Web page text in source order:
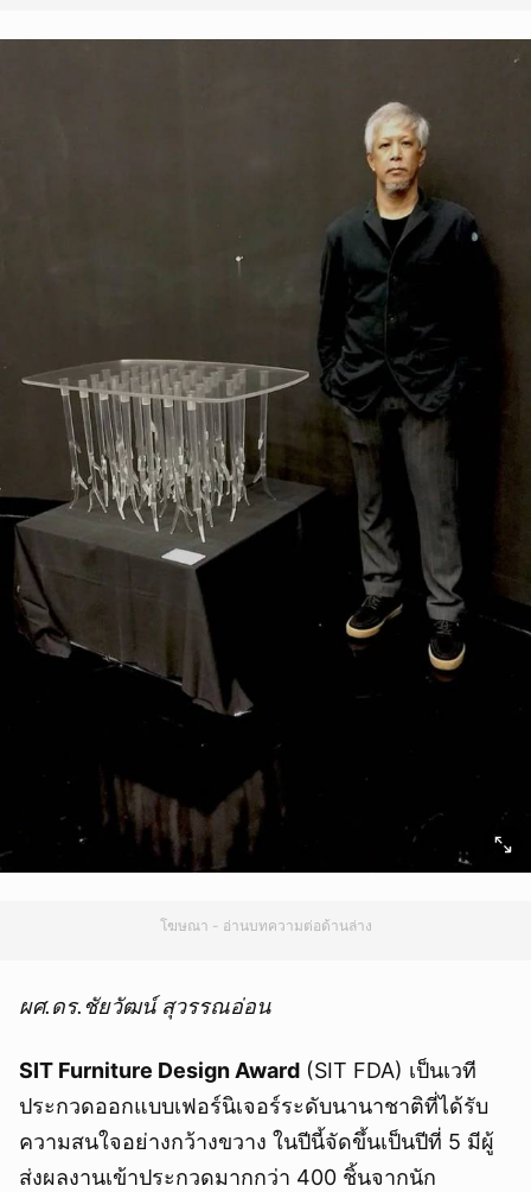
โฆษณา - อ่านบทความต่อด้านล่าง
ผศ.ดร.ชัยวัฒน์ สุวรรณอ่อน
SIT Furniture Design Award (SIT FDA) เป็นเวที
ประกวดออกแบบเฟอร์นิเจอร์ระดับนานาชาติที่ได้รับ
ความสนใจอย่างกว้างขวาง ในปีนี้จัดขึ้นเป็นปีที่ 5 มีผู้
ส่งผลงานเข้าประกวดมากกว่า 400 ชิ้นจากนัก